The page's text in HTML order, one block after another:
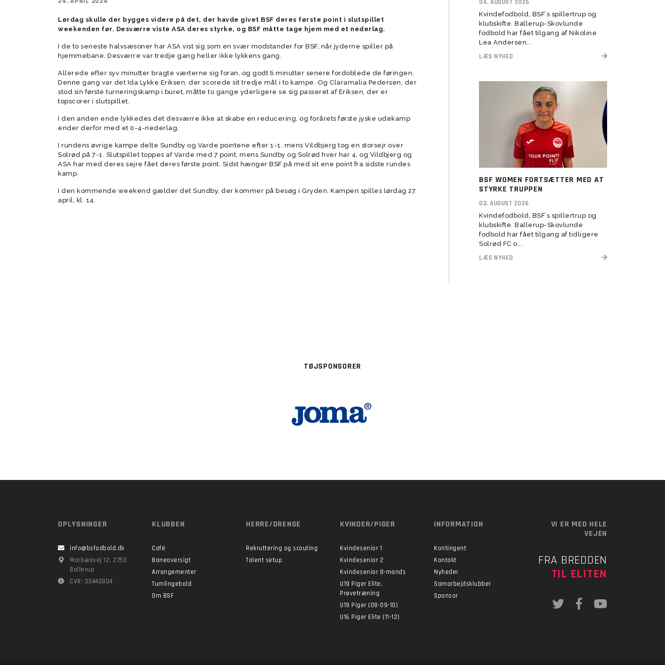
Tumlingebold Træningstider
Vision
Elitetillæg
Talent setup
Transitionstræning
Lørdag skulle der bygges videre på det, der havde givet BSF deres første point i slutspillet
weekenden før. Desværre viste ASA deres styrke, og BSF måtte tage hjem med et nederlag.
I de to seneste halvsæsoner har ASA vist sig som en svær modstander for BSF, når jyderne spiller på
hjemmebane. Desværre var tredje gang heller ikke lykkens gang.
Allerede efter syv minutter bragte værterne sig foran, og godt ti minutter senere fordoblede de føringen.
Denne gang var det Ida Lykke Eriksen, der scorede sit tredje mål i to kampe. Og Claramalia Pedersen, der
stod sin første turneringskamp i buret, måtte to gange yderligere se sig passeret af Eriksen, der er
topscorer i slutspillet.
I den anden ende lykkedes det desværre ikke at skabe en reducering, og forårets første jyske udekamp
ender derfor med et 0-4-nederlag.
I rundens øvrige kampe delte Sundby og Varde pointene efter 1-1, mens Vildbjerg tog en storsejr over
Solrød på 7-1. Slutspillet toppes af Varde med 7 point, mens Sundby og Solrød hver har 4, og Vildbjerg og
ASA har med deres sejre fået deres første point. Sidst hænger BSF på med sit ene point fra sidste rundes
kamp.
I den kommende weekend gælder det Sundby, der kommer på besøg i Gryden. Kampen spilles lørdag 27.
april, kl. 14.
04. AUGUST 2026
Kvindefodbold, BSF´s spillertrup og
klubskifte. Ballerup-Skovlunde
fodbold har fået tilgang af Nikoline
Lea Andersen...
LÆS NYHED
BSF WOMEN FORTSÆTTER MED AT
STYRKE TRUPPEN
03. AUGUST 2026
Kvindefodbold, BSF´s spillertrup og
klubskifte. Ballerup-Skovlunde
fodbold har fået tilgang af tidligere
Solrød FC o...
LÆS NYHED
TØJSPONSORER
OPLYSNINGER
info@bsfodbold.dk
Marbækvej 12, 2750
Ballerup
CVR: 33440804
KLUBBEN
Café
Baneoversigt
Arrangementer
Tumlingebold
Om BSF
HERRE/DRENGE
Rekruttering og scouting
Talent setup
KVINDER/PIGER
Kvindesenior 1
Kvindesenior 2
Kvindesenior 8-mands
U19 Piger Elite,
Prøvetræning
U19 Piger (08-09-10)
U16 Piger Elite (11-12)
INFORMATION
Kontingent
Kontakt
Nyheder
Samarbejdsklubber
Sponsor
VI ER MED HELE
VEJEN
FRA BREDDEN
TIL ELITEN